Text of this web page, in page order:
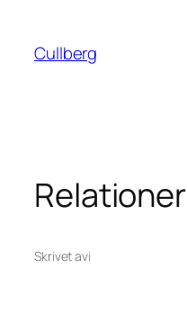
innehåll
Cullberg
Relationer
Skrivet avi